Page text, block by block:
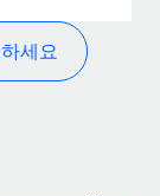
세요